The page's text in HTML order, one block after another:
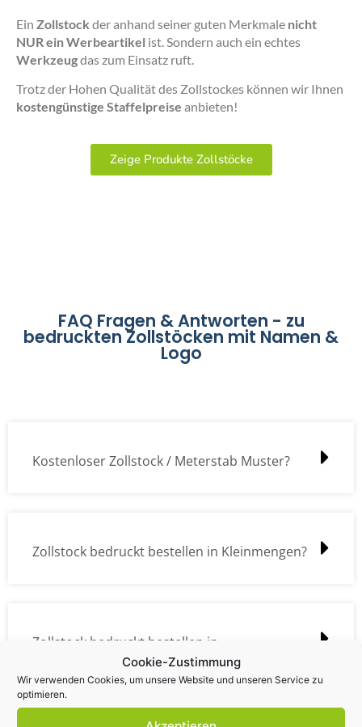
Cookie-Zustimmung
Wir verwenden Cookies, um unsere Website und unseren Service zu
optimieren.
Ein Zollstock der anhand seiner guten Merkmale nicht
NUR ein Werbeartikel ist. Sondern auch ein echtes
Werkzeugdas zum Einsatz ruft.
Trotz der Hohen Qualität des Zollstockes können wir Ihnen
kostengünstige Staffelpreise anbieten!
Zeige Produkte Zollstöcke
FAQ Fragen & Antworten - zu
bedruckten Zollstöcken mit Namen &
Logo
Kostenloser Zollstock / Meterstab Muster?
Zollstock bedruckt bestellen in Kleinmengen?
Zollstock bedruckt bestellen in